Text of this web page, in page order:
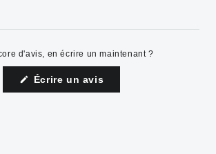
d'avis, en écrire un maintenant ?
Écrire un avis(S'ouvre